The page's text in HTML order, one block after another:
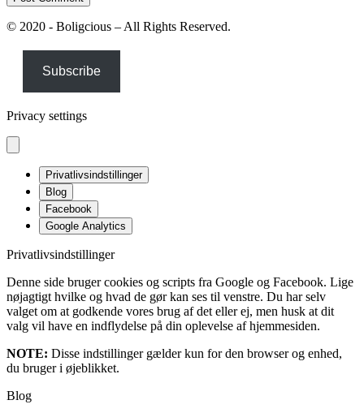
© 2020 - Boligcious – All Rights Reserved.
Subscribe
Privacy settings
Privatlivsindstillinger
Blog
Facebook
Google Analytics
Privatlivsindstillinger
Denne side bruger cookies og scripts fra Google og Facebook. Lige
nøjagtigt hvilke og hvad de gør kan ses til venstre. Du har selv
valget om at godkende vores brug af det eller ej, men husk at dit
valg vil have en indflydelse på din oplevelse af hjemmesiden.
NOTE: Disse indstillinger gælder kun for den browser og enhed,
du bruger i øjeblikket.
Blog